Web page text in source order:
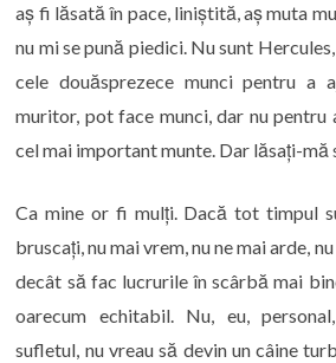
aș fi lăsată în pace, liniștită, aș muta
nu mi se pună piedici. Nu sunt
cele douăsprezece munci pentru a
muritor, pot face munci, dar nu pentru
cel mai important munte. Dar lăsați-mă
Ca mine or fi mulți. Dacă tot timpul
bruscați, nu mai vrem, nu ne mai arde,
decât să fac lucrurile în scârbă mai
oarecum echitabil. Nu, eu,
sufletul, nu vreau să devin un câine